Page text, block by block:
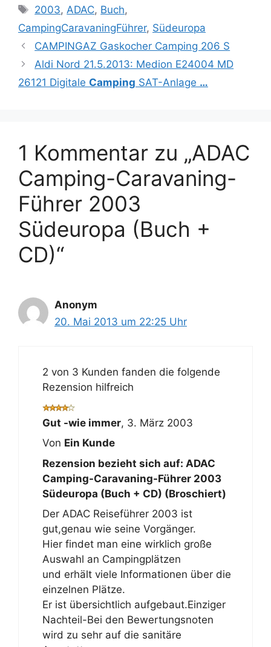
Schlagwörter
2003, ADAC, Buch,
CampingCaravaningFührer, Südeuropa
CAMPINGAZ Gaskocher Camping 206 S
Aldi Nord 21.5.2013: Medion E24004 MD
26121 Digitale Camping SAT-Anlage …
1 Kommentar zu „ADAC
Camping-Caravaning-
Führer 2003
Südeuropa (Buch +
CD)“
Anonym
20. Mai 2013 um 22:25 Uhr
2 von 3 Kunden fanden die folgende
Rezension hilfreich
Gut -wie immer, 3. März 2003
Von Ein Kunde
Rezension bezieht sich auf: ADAC
Camping-Caravaning-Führer 2003
Südeuropa (Buch + CD) (Broschiert)
Der ADAC Reiseführer 2003 ist
gut,genau wie seine Vorgänger.
Hier findet man eine wirklich große
Auswahl an Campingplätzen
und erhält viele Informationen über die
einzelnen Plätze.
Er ist übersichtlich aufgebaut.Einziger
Nachteil-Bei den Bewertungsnoten
wird zu sehr auf die sanitäre